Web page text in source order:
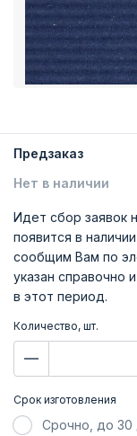
Предзаказ
Нет в наличии
Идет сбор заявок
появится в
сообщим Вам по
указан справочно
в этот период.
Количество, шт.
Срок изготовления
Срочно, до 30